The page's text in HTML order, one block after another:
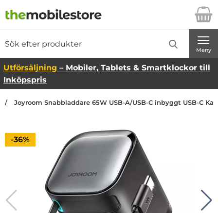
Startsidan för Danira Telecom AB
Meny
Utförsäljning – Mobiler, Tablets & Smartklockor till
Inköpspris
Joyroom Snabbladdare 65W USB-A/USB-C inbyggt USB-C
Priset är nedsatt med
-36%